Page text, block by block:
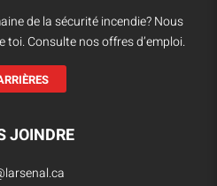
de la sécurité incendie? Nous
Consulte nos offres d’emploi.
JOINDRE